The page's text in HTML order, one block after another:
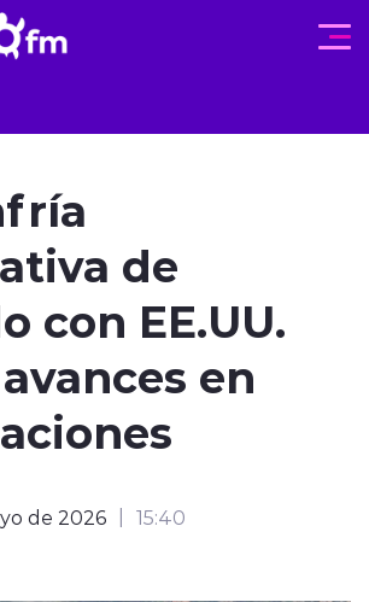
al contenido
claro
de
con EE.UU.
en
de 2026 15:40